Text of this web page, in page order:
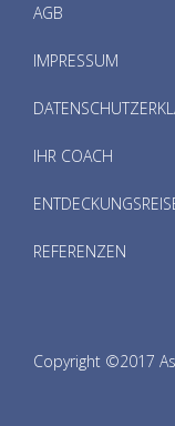
AGB
IMPRESSUM
IHR COACH
REFERENZEN
Copyright ©2017